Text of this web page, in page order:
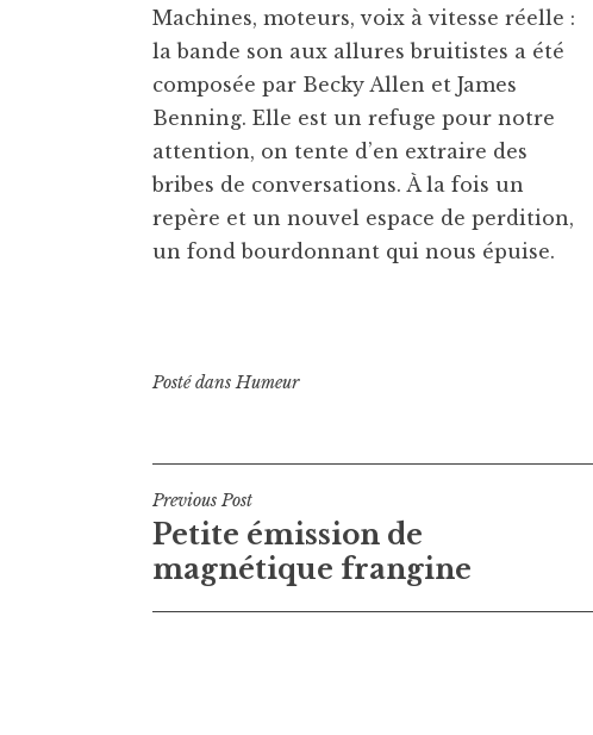
Machines, moteurs, voix à vitesse réelle :
la bande son aux allures bruitistes a été
composée par Becky Allen et James
Benning. Elle est un refuge pour notre
attention, on tente d’en extraire des
bribes de conversations. À la fois un
repère et un nouvel espace de perdition,
un fond bourdonnant qui nous épuise.
Posté dansHumeur
Navigation
de
l’article
Previous Post
Petite émission de
magnétique frangine